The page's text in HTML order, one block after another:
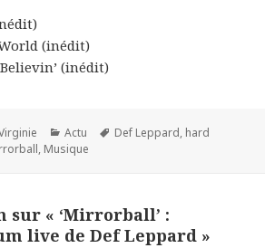
(inédit)
(inédit)
Catégories
Actu
Mots-
Def Leppard, hard
, Musique
sur « ‘Mirrorball’ :
live de Def Leppard »